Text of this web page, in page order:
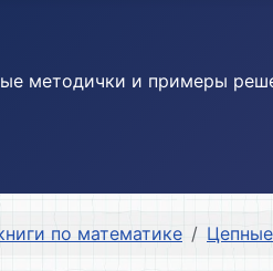
методички и примеры
по математике